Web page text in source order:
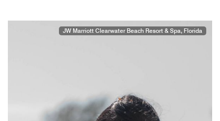
JW Marriott Clearwater Beach Resort & Spa, Florida